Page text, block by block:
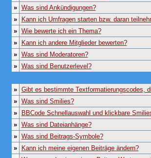
»
Was sind Ankündigungen?
»
Kann ich Umfragen starten bzw. daran
»
Wie bewerte ich ein Thema?
»
Kann ich andere Mitglieder bewerten?
»
Was sind Moderatoren?
»
Was sind Benutzerlevel?
»
Gibt es bestimmte Textformatierungscodes,
»
Was sind Smilies?
»
BBCode Schnellauswahl und klickbare
»
Was sind Dateianhänge?
»
Was sind Beitrags-Symbole?
»
Kann ich meine eigenen Beiträge ändern?